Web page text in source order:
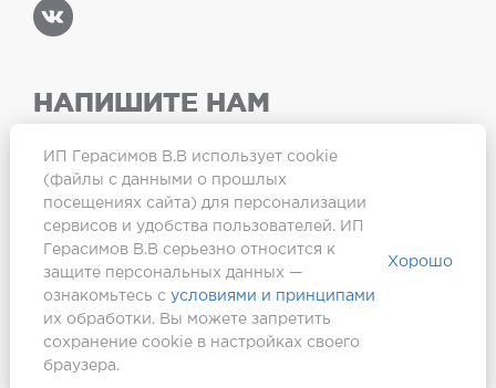
НАПИШИТЕ НАМ
ИП Герасимов В.В использует cookie
(файлы с данными о прошлых
посещениях сайта) для персонализации
сервисов и удобства пользователей. ИП
Герасимов В.В серьезно относится к
защите персональных данных —
ознакомьтесь с условиями и принципами
их обработки. Вы можете запретить
сохранение cookie в настройках своего
браузера.
Хорошо